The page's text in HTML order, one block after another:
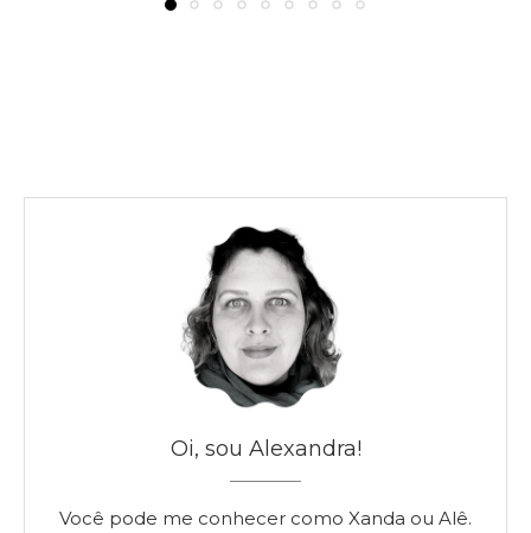
Oi, sou Alexandra!
Você pode me conhecer como Xanda ou Alê.